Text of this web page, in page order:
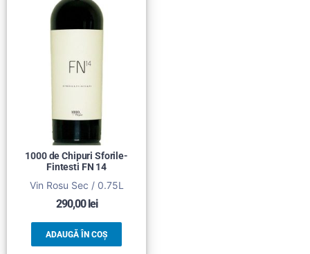
1000 de Chipuri Sforile-
Fintesti FN 14
Vin Rosu Sec / 0.75L
290,00lei
ADAUGĂ ÎN COȘ